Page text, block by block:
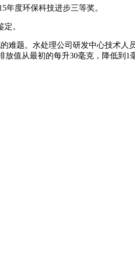
度环保科技进步三等奖。
。
题。水处理公司研发中心技术人
值从最初的每升30毫克，降低到1